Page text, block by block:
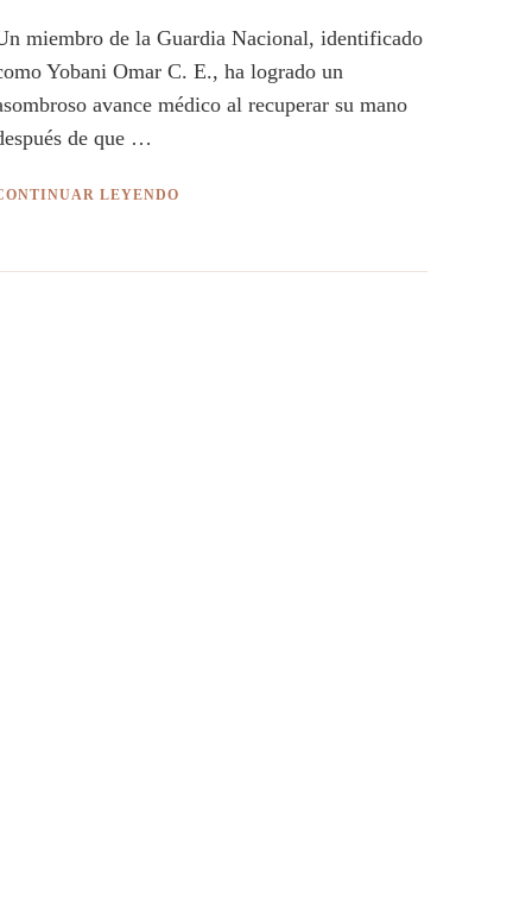
miembro de la Guardia Nacional, identificado
Yobani Omar C. E., ha logrado un
avance médico al recuperar su mano
de que …
LEYENDO